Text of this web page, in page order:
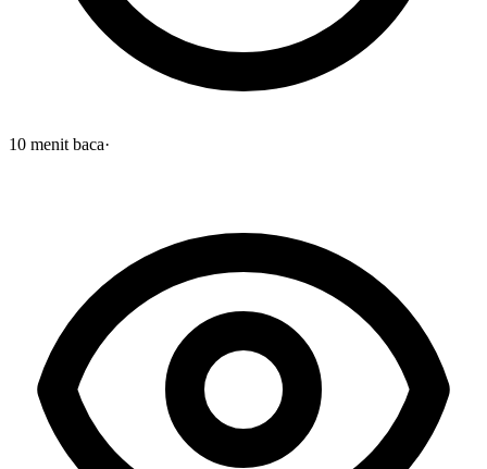
10 menit baca·